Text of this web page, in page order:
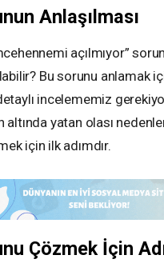
Anlaşılması
açılmıyor”
Bu sorunu anlamak
incelememiz
altında yatan olası
için ilk adımdır.
Çözmek İçin